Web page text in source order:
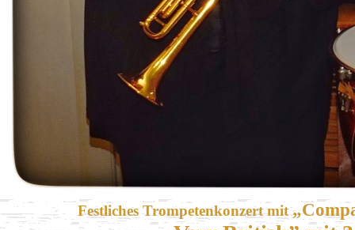
Festliches Trompetenkonzert mit